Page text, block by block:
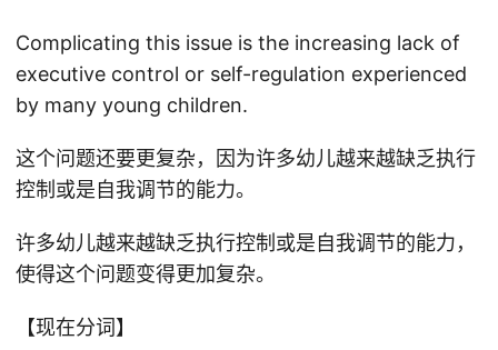
Complicating this issue is the increasing lack of
executive control or self-regulation experienced
by many young children.
这个问题还要更复杂，因为许多幼儿越来越缺乏执行
控制或是自我调节的能力。
许多幼儿越来越缺乏执行控制或是自我调节的能力，
使得这个问题变得更加复杂。
【现在分词】